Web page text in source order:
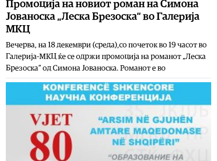
Промоција на новиот роман на Симона
Јованоска „Леска Брезоска“ во Галерија
МКЦ
Вечерва, на 18 декември (среда),со почеток во 19 часот во
Галерија-МКЦ ќе се одржи промоција на романот „Леска
Брезоска“ од Симона Јованоска. Романот е во